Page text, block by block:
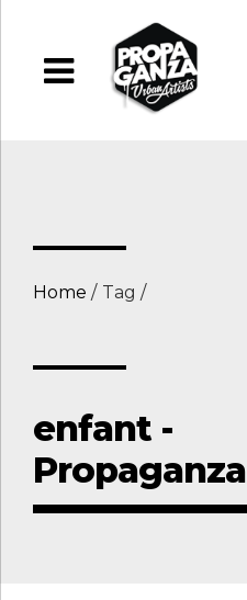
Home Tag
enfant -
Propaganza